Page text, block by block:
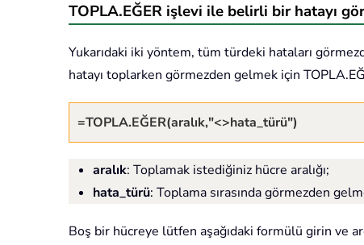
TOPLA.EĞER işlevi ile belirli bir hatayı
Yukarıdaki iki yöntem, tüm türdeki hataları
hatayı toplarken görmezden gelmek için
=TOPLA.EĞER(aralık,"<>hata_türü")
aralık: Toplamak istediğiniz hücre aralığı;
hata_türü: Toplama sırasında görmezden
Boş bir hücreye lütfen aşağıdaki formülü girin ve